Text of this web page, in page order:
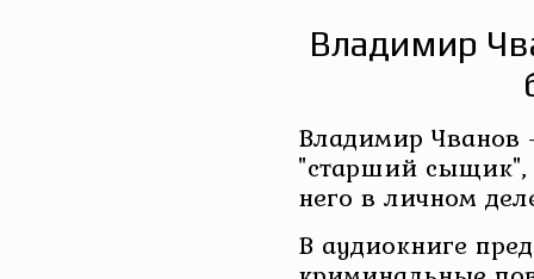
Владимир
Владимир
"старший сыщик",
него в личном
В аудиокниге